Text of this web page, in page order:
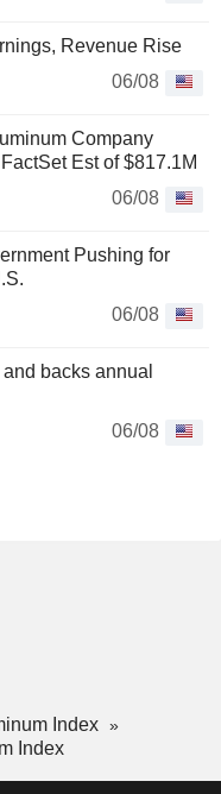
Revenue Rise
06/08
Company
Est of $817.1M
06/08
Pushing for
06/08
backs annual
06/08
Index
Index